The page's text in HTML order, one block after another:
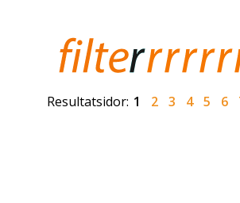
Resultatsidor: 1 2 3 4 5 6